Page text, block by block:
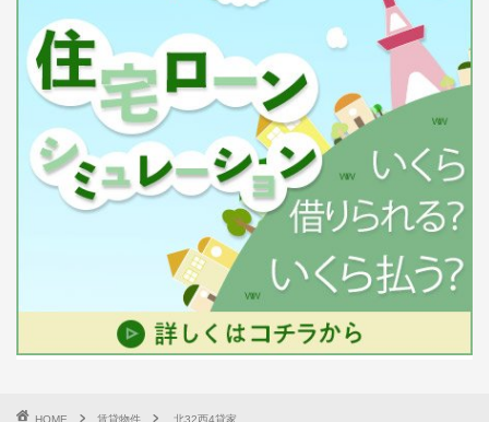
HOME 賃貸物件 北32西4貸家